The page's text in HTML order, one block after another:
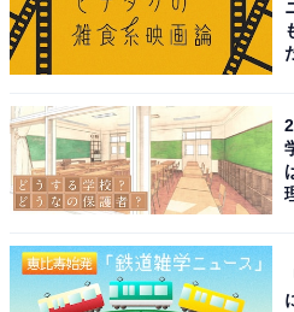
スプリングSを制したステルヴィオは2
と一歩及ばず（筆者撮影）
この2頭に共通するのはいずれ
って2着に敗れた経験がある
するタイプの馬で、ダノンプ
一遇のチャンスとも言える一
にとって仇となったのが、馬